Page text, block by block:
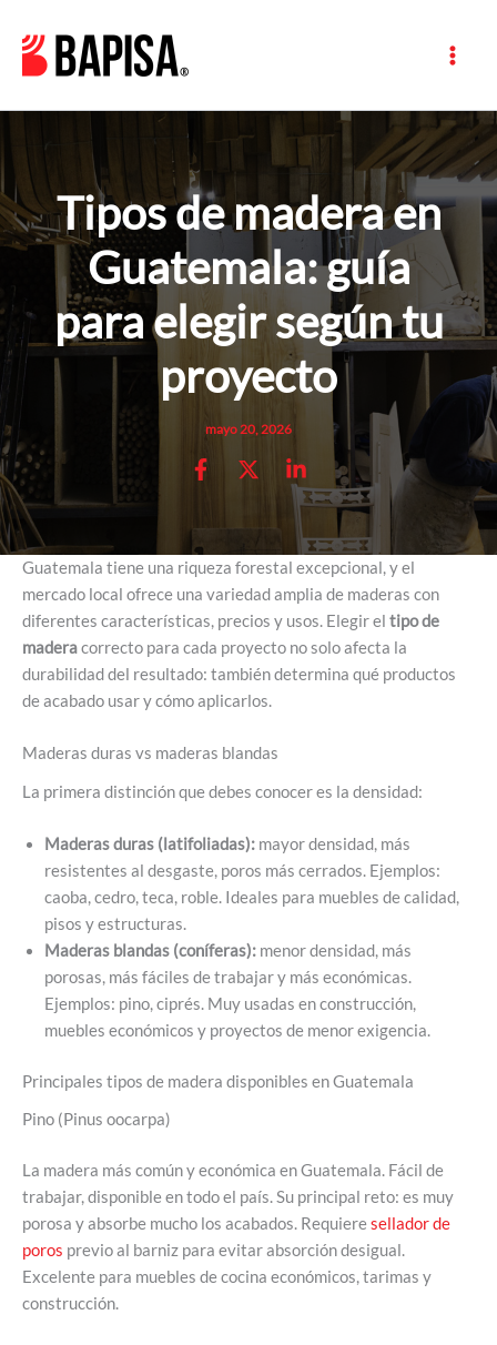
contenido
Tipos de madera en
Guatemala: guía
para elegir según tu
proyecto
mayo 20, 2026
Guatemala tiene una riqueza forestal excepcional, y el
mercado local ofrece una variedad amplia de maderas con
diferentes características, precios y usos. Elegir el tipo de
maderacorrecto para cada proyecto no solo afecta la
durabilidad del resultado: también determina qué productos
de acabado usar y cómo aplicarlos.
Maderas duras vs maderas blandas
La primera distinción que debes conocer es la densidad:
Maderas duras (latifoliadas): mayor densidad, más
resistentes al desgaste, poros más cerrados. Ejemplos:
caoba, cedro, teca, roble. Ideales para muebles de calidad,
pisos y estructuras.
Maderas blandas (coníferas): menor densidad, más
porosas, más fáciles de trabajar y más económicas.
Ejemplos: pino, ciprés. Muy usadas en construcción,
muebles económicos y proyectos de menor exigencia.
Principales tipos de madera disponibles en Guatemala
Pino (Pinus oocarpa)
La madera más común y económica en Guatemala. Fácil de
trabajar, disponible en todo el país. Su principal reto: es muy
porosa y absorbe mucho los acabados. Requieresellador de
poros previo al barniz para evitar absorción desigual.
Excelente para muebles de cocina económicos, tarimas y
construcción.